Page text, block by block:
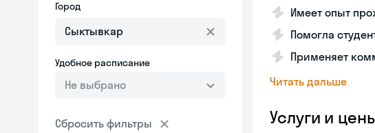
Город
Удобное расписание
Не выбрано
Сбросить фильтры
Имеет опыт
Помогла
Применяет
Читать дальше
Услуги и